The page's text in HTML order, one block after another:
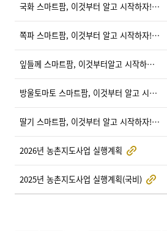
국화 스마트팜, 이것부터 알고 시작하자!
쪽파 스마트팜, 이것부터 알고 시작하자!
잎들께 스마트팜, 이것부터알고 시작하자!
방울토마토 스마트팜, 이것부터 알고 시작하자!
딸기 스마트팜, 이것부터 알고 시작하자!
2026년 농촌지도사업 실행계획
2025년 농촌지도사업 실행계획(국비)